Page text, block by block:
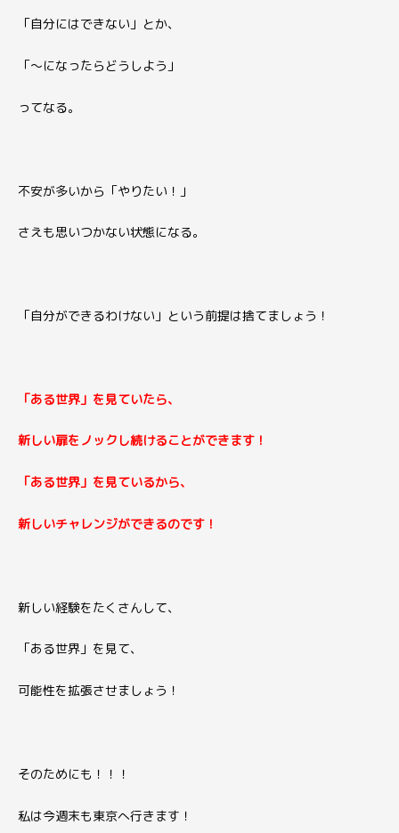
「自分にはできない」とか、
「〜になったらどうしよう」
ってなる。
不安が多いから「やりたい！」
さえも思いつかない状態になる。
「自分ができるわけない」 という前提は捨てましょう！
「ある世界」を見ていたら、
新しい扉をノックし続けることができます！
「ある世界」を見ているから、
新しいチャレンジができるのです！
新しい経験をたくさんして、
「ある世界」を見て、
可能性を拡張させましょう！
そのためにも！！！
私は今週末も東京へ行きます！